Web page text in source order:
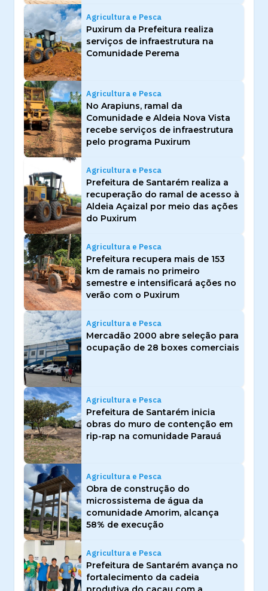
Agricultura e Pesca
Puxirum da Prefeitura realiza
serviços de infraestrutura na
Comunidade Perema
Agricultura e Pesca
No Arapiuns, ramal da
Comunidade e Aldeia Nova Vista
recebe serviços de infraestrutura
pelo programa Puxirum
Agricultura e Pesca
Prefeitura de Santarém realiza a
recuperação do ramal de acesso à
Aldeia Açaizal por meio das ações
do Puxirum
Agricultura e Pesca
Prefeitura recupera mais de 153
km de ramais no primeiro
semestre e intensificará ações no
verão com o Puxirum
Agricultura e Pesca
Mercadão 2000 abre seleção para
ocupação de 28 boxes comerciais
Agricultura e Pesca
Prefeitura de Santarém inicia
obras do muro de contenção em
rip-rap na comunidade Parauá
Agricultura e Pesca
Obra de construção do
microssistema de água da
comunidade Amorim, alcança
58% de execução
Agricultura e Pesca
Prefeitura de Santarém avança no
fortalecimento da cadeia